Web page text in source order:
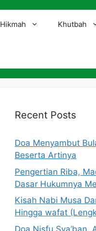
Hikmah Khutbah
Recent Posts
Doa Menyambut
Beserta Artinya
Pengertian Riba,
Dasar Hukumnya
Kisah Nabi Musa
Hingga wafat
Doa Nisfu Sya’ban,